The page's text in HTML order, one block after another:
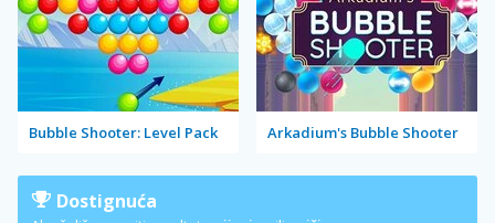
Bubble Shooter: Level Pack Arkadium's Bubble Shooter
Dostignuća